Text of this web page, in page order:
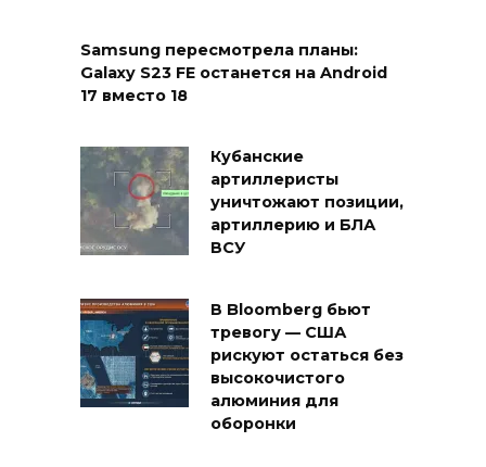
Samsung пересмотрела планы:
Galaxy S23 FE останется на Android
17 вместо 18
Кубанские
артиллеристы
уничтожают позиции,
артиллерию и БЛА
ВСУ
В Bloomberg бьют
тревогу — США
рискуют остаться без
высокочистого
алюминия для
оборонки